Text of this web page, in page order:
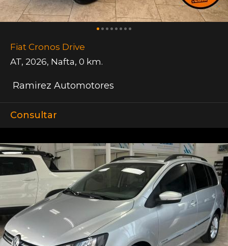
Fiat Cronos Drive
AT, 2026, Nafta, 0 km.
Ramirez Automotores
Consultar